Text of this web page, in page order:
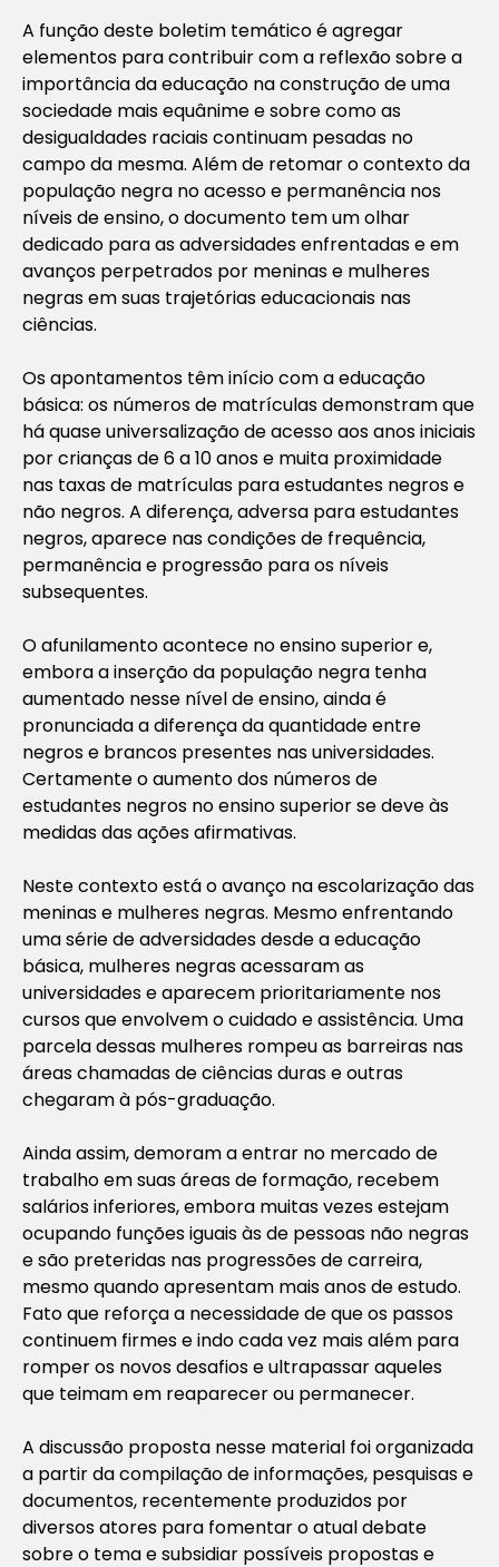
A função deste boletim temático é agregar
elementos para contribuir com a reflexão sobre a
importância da educação na construção de uma
sociedade mais equânime e sobre como as
desigualdades raciais continuam pesadas no
campo da mesma. Além de retomar o contexto da
população negra no acesso e permanência nos
níveis de ensino, o documento tem um olhar
dedicado para as adversidades enfrentadas e em
avanços perpetrados por meninas e mulheres
negras em suas trajetórias educacionais nas
ciências.
Os apontamentos têm início com a educação
básica: os números de matrículas demonstram que
há quase universalização de acesso aos anos iniciais
por crianças de 6 a 10 anos e muita proximidade
nas taxas de matrículas para estudantes negros e
não negros. A diferença, adversa para estudantes
negros, aparece nas condições de frequência,
permanência e progressão para os níveis
subsequentes.
O afunilamento acontece no ensino superior e,
embora a inserção da população negra tenha
aumentado nesse nível de ensino, ainda é
pronunciada a diferença da quantidade entre
negros e brancos presentes nas universidades.
Certamente o aumento dos números de
estudantes negros no ensino superior se deve às
medidas das ações afirmativas.
Neste contexto está o avanço na escolarização das
meninas e mulheres negras. Mesmo enfrentando
uma série de adversidades desde a educação
básica, mulheres negras acessaram as
universidades e aparecem prioritariamente nos
cursos que envolvem o cuidado e assistência. Uma
parcela dessas mulheres rompeu as barreiras nas
áreas chamadas de ciências duras e outras
chegaram à pós-graduação.
Ainda assim, demoram a entrar no mercado de
trabalho em suas áreas de formação, recebem
salários inferiores, embora muitas vezes estejam
ocupando funções iguais às de pessoas não negras
e são preteridas nas progressões de carreira,
mesmo quando apresentam mais anos de estudo.
Fato que reforça a necessidade de que os passos
continuem firmes e indo cada vez mais além para
romper os novos desafios e ultrapassar aqueles
que teimam em reaparecer ou permanecer.
A discussão proposta nesse material foi organizada
a partir da compilação de informações, pesquisas e
documentos, recentemente produzidos por
diversos atores para fomentar o atual debate
sobre o tema e subsidiar possíveis propostas e